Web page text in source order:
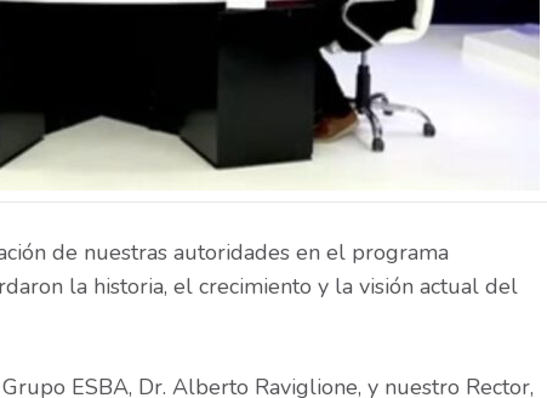
de nuestras autoridades en el programa
la historia, el crecimiento y la visión actual del
ESBA, Dr. Alberto Raviglione, y nuestro Rector,